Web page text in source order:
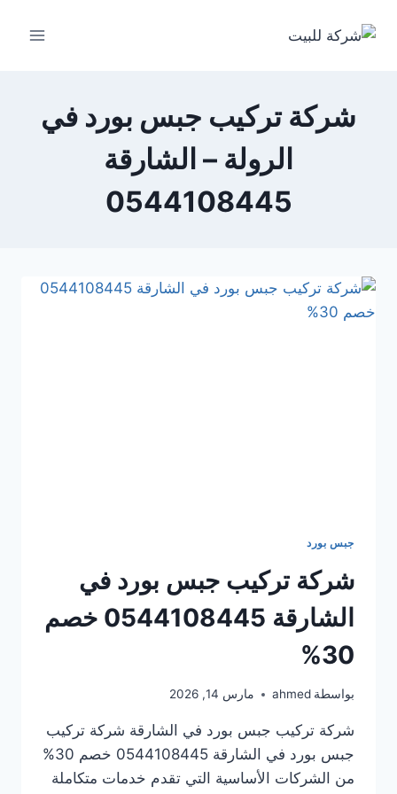
شركة تركيب جبس بورد في
الرولة – الشارقة
0544108445
جبس بورد
شركة تركيب جبس بورد في
الشارقة 0544108445 خصم
30%
بواسطة ahmed مارس 14, 2026
شركة تركيب جبس بورد في الشارقة شركة تركيب
جبس بورد في الشارقة 0544108445 خصم 30%
من الشركات الأساسية التي تقدم خدمات متكاملة